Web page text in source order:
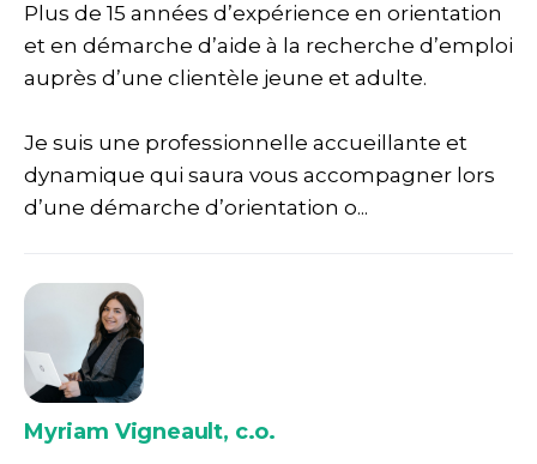
Plus de 15 années d’expérience en orientation
et en démarche d’aide à la recherche d’emploi
auprès d’une clientèle jeune et adulte.
Je suis une professionnelle accueillante et
dynamique qui saura vous accompagner lors
d’une démarche d’orientation o...
Myriam Vigneault, c.o.